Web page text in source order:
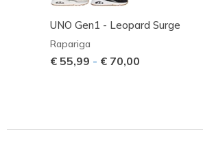
UNO Gen1 - Leopard Surge
Rapariga
€ 55,99 - € 70,00